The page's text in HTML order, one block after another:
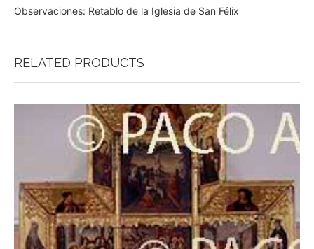
Observaciones: Retablo de la Iglesia de San Félix
RELATED PRODUCTS